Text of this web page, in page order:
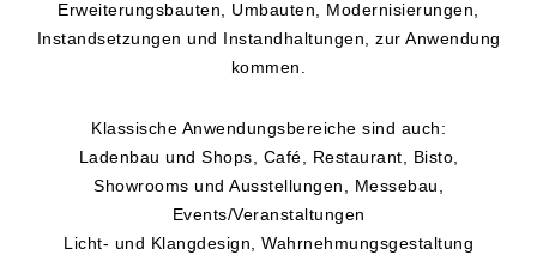
Erweiterungsbauten, Umbauten, Modernisierungen,
Instandsetzungen und Instandhaltungen, zur Anwendung
kommen.
Klassische Anwendungsbereiche sind auch:
Ladenbau und Shops, Café, Restaurant, Bisto,
Showrooms und Ausstellungen, Messebau,
Events/Veranstaltungen
Licht- und Klangdesign, Wahrnehmungsgestaltung